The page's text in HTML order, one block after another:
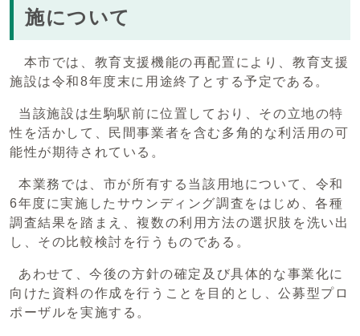
施について
本市では、教育支援機能の再配置により、教育支援
施設は令和8年度末に用途終了とする予定である。
当該施設は生駒駅前に位置しており、その立地の特
性を活かして、民間事業者を含む多角的な利活用の可
能性が期待されている。
本業務では、市が所有する当該用地について、令和
6年度に実施したサウンディング調査をはじめ、各種
調査結果を踏まえ、複数の利用方法の選択肢を洗い出
し、その比較検討を行うものである。
あわせて、今後の方針の確定及び具体的な事業化に
向けた資料の作成を行うことを目的とし、公募型プロ
ポーザルを実施する。